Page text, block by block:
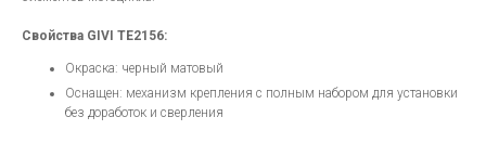
Свойства GIVI TE2156:
Окраска: черный матовый
Оснащен: механизм крепления с полным набором для установки
без доработок и сверления